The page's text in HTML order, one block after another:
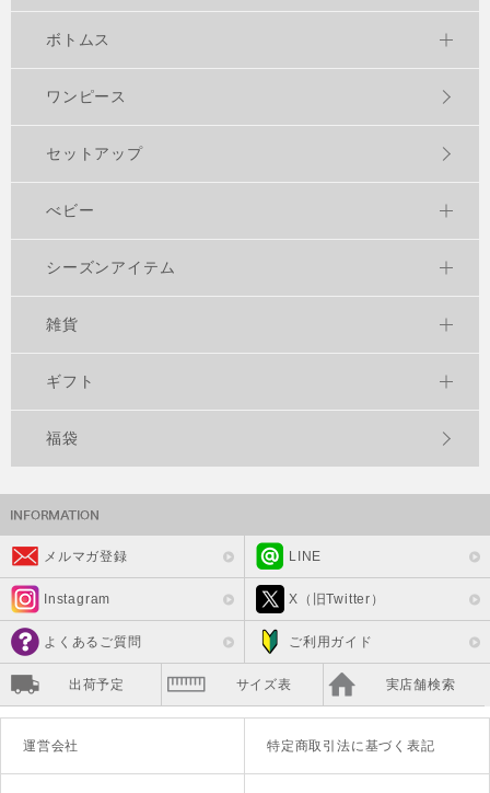
ボトムス
ワンピース
セットアップ
べビー
シーズンアイテム
雑貨
ギフト
福袋
メルマガ登録 LINE
Instagram X（旧Twitter）
よくあるご質問 ご利用ガイド
出荷予定 サイズ表 実店舗検索
運営会社 特定商取引法に基づく表記